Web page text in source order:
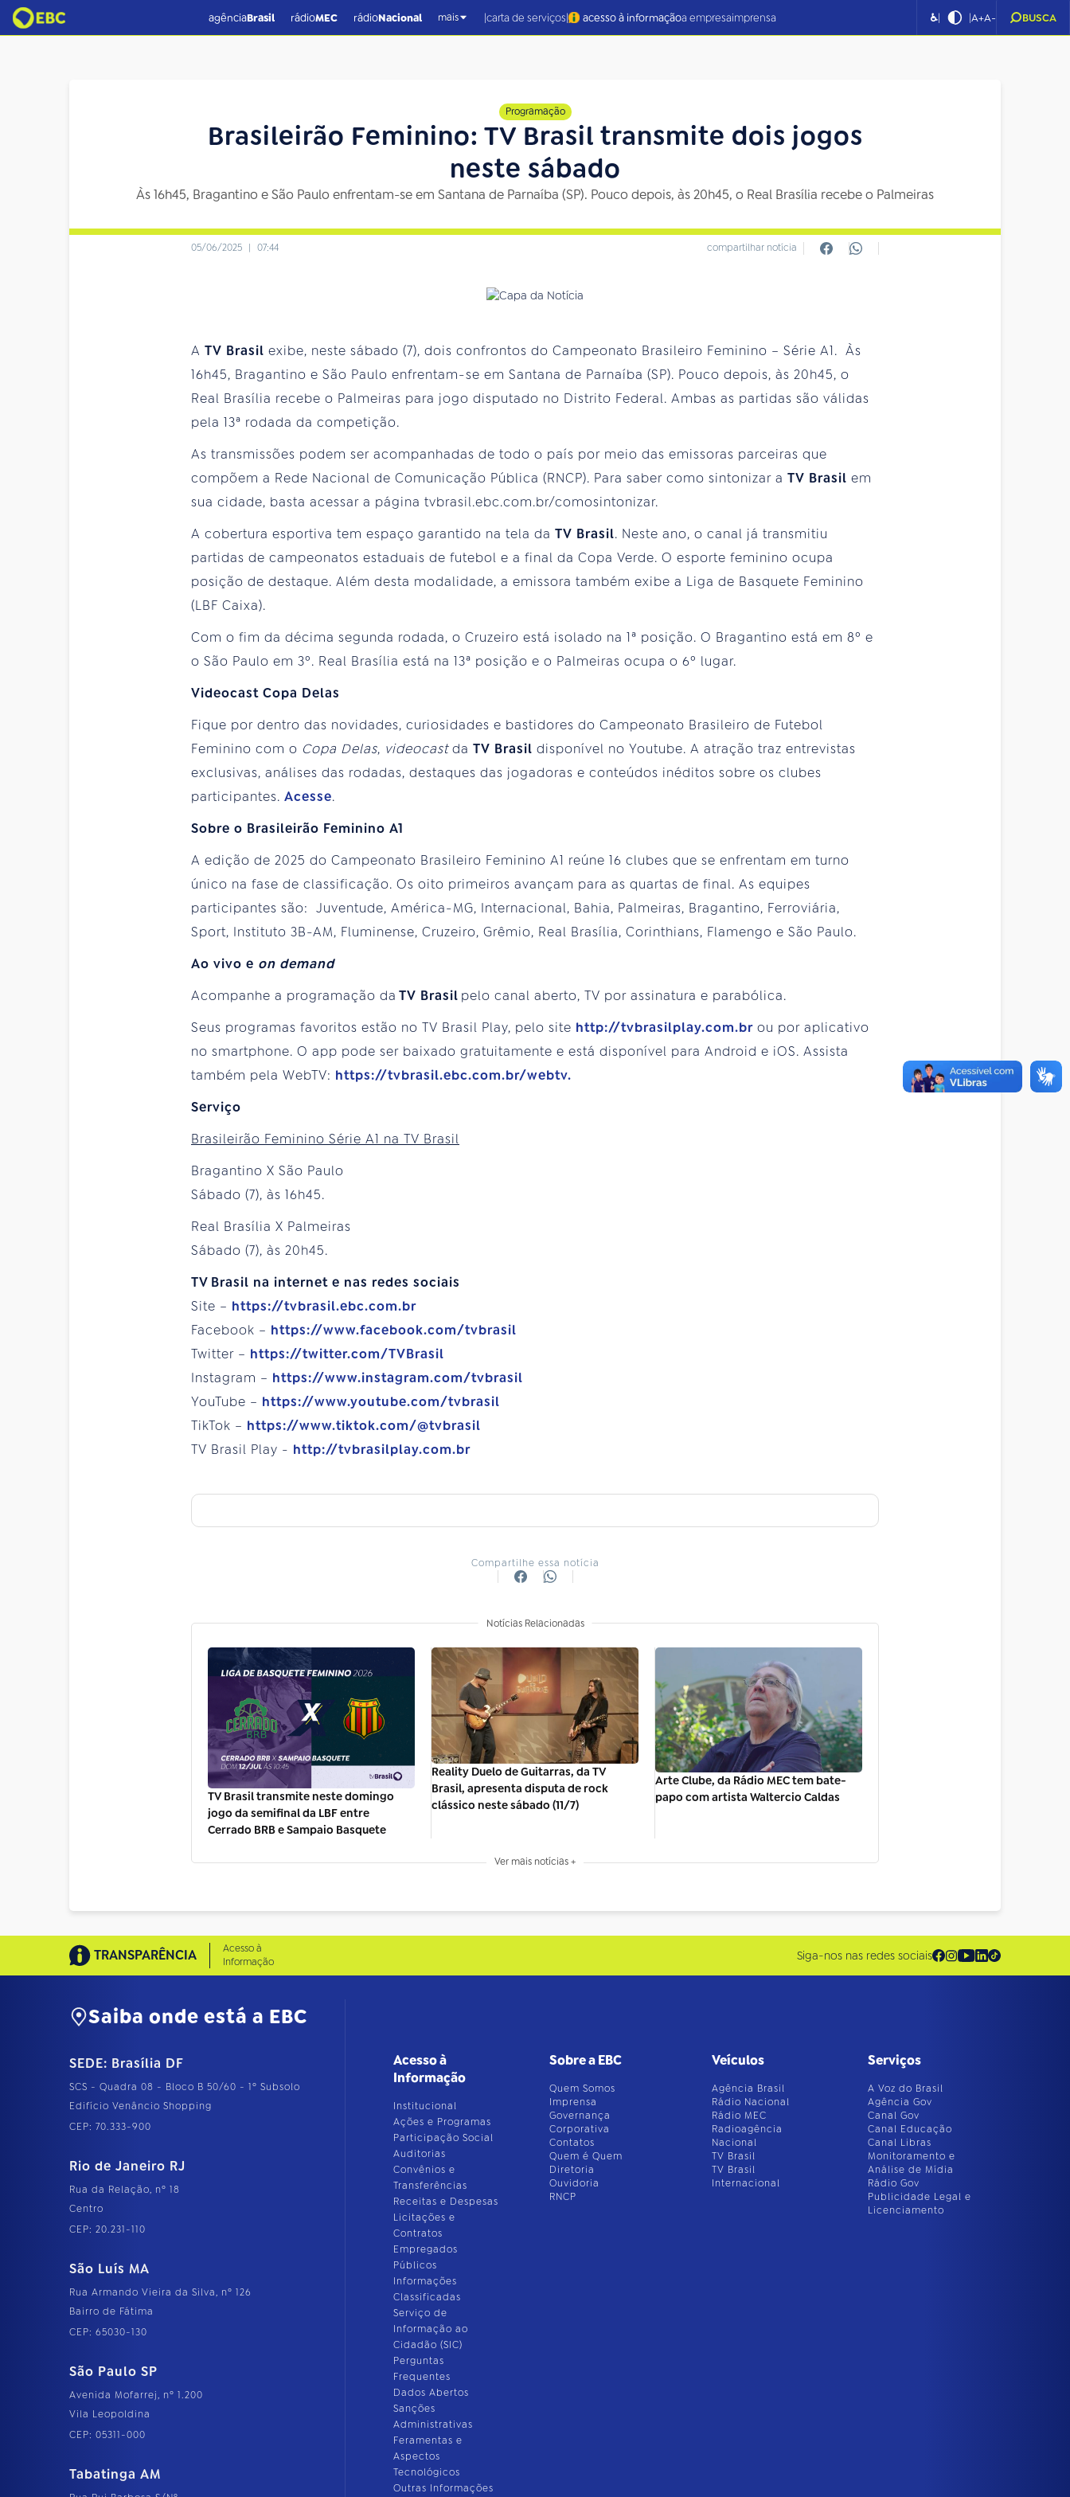
agênciaBrasil rádioMEC rádioNacional mais |carta de serviços| acesso à informaçãoa empresaimprensa ♿| |A+A- BUSCA
Programação
Brasileirão Feminino: TV Brasil transmite dois jogos
neste sábado
Às 16h45, Bragantino e São Paulo enfrentam-se em Santana de Parnaíba (SP). Pouco depois, às 20h45, o Real Brasília recebe o Palmeiras
05/06/2025 | 07:44 compartilhar notícia
A TV Brasil exibe, neste sábado (7), dois confrontos do Campeonato Brasileiro Feminino – Série A1. Às
16h45, Bragantino e São Paulo enfrentam-se em Santana de Parnaíba (SP). Pouco depois, às 20h45, o
Real Brasília recebe o Palmeiras para jogo disputado no Distrito Federal. Ambas as partidas são válidas
pela 13ª rodada da competição.
As transmissões podem ser acompanhadas de todo o país por meio das emissoras parceiras que
compõem a Rede Nacional de Comunicação Pública (RNCP). Para saber como sintonizar a TV Brasil em
sua cidade, basta acessar a página tvbrasil.ebc.com.br/comosintonizar.
A cobertura esportiva tem espaço garantido na tela da TV Brasil. Neste ano, o canal já transmitiu
partidas de campeonatos estaduais de futebol e a final da Copa Verde. O esporte feminino ocupa
posição de destaque. Além desta modalidade, a emissora também exibe a Liga de Basquete Feminino
(LBF Caixa).
Com o fim da décima segunda rodada, o Cruzeiro está isolado na 1ª posição. O Bragantino está em 8º e
o São Paulo em 3º. Real Brasília está na 13ª posição e o Palmeiras ocupa o 6º lugar.
Videocast Copa Delas
Fique por dentro das novidades, curiosidades e bastidores do Campeonato Brasileiro de Futebol
Feminino com o Copa Delas, videocastda TV Brasil disponível no Youtube. A atração traz entrevistas
exclusivas, análises das rodadas, destaques das jogadoras e conteúdos inéditos sobre os clubes
participantes. Acesse.
Sobre o Brasileirão Feminino A1
A edição de 2025 do Campeonato Brasileiro Feminino A1 reúne 16 clubes que se enfrentam em turno
único na fase de classificação. Os oito primeiros avançam para as quartas de final. As equipes
participantes são: Juventude, América-MG, Internacional, Bahia, Palmeiras, Bragantino, Ferroviária,
Sport, Instituto 3B-AM, Fluminense, Cruzeiro, Grêmio, Real Brasília, Corinthians, Flamengo e São Paulo.
Ao vivo e on demand
Acompanhe a programação da TV Brasil pelo canal aberto, TV por assinatura e parabólica.
Seus programas favoritos estão no TV Brasil Play, pelo site http://tvbrasilplay.com.br ou por aplicativo
no smartphone. O app pode ser baixado gratuitamente e está disponível para Android e iOS. Assista
também pela WebTV: https://tvbrasil.ebc.com.br/webtv.
Serviço
Brasileirão Feminino Série A1 na TV Brasil
Bragantino X São Paulo
Sábado (7), às 16h45.
Real Brasília X Palmeiras
Sábado (7), às 20h45.
TV Brasil na internet e nas redes sociais
Site – https://tvbrasil.ebc.com.br
Facebook – https://www.facebook.com/tvbrasil
Twitter – https://twitter.com/TVBrasil
Instagram – https://www.instagram.com/tvbrasil
YouTube – https://www.youtube.com/tvbrasil
TikTok – https://www.tiktok.com/@tvbrasil
TV Brasil Play - http://tvbrasilplay.com.br
Compartilhe essa notícia
Notícias Relacionadas
TV Brasil transmite neste domingo
jogo da semifinal da LBF entre
Cerrado BRB e Sampaio Basquete
Reality Duelo de Guitarras, da TV
Brasil, apresenta disputa de rock
clássico neste sábado (11/7)
Arte Clube, da Rádio MEC tem bate-
papo com artista Waltercio Caldas
Ver mais notícias +
TRANSPARÊNCIA
Acesso à
Informação
Siga-nos nas redes sociais
Saiba onde está a EBC
SEDE: Brasília DF
SCS - Quadra 08 - Bloco B 50/60 - 1º Subsolo
Edifício Venâncio Shopping
CEP: 70.333-900
Rio de Janeiro RJ
Rua da Relação, nº 18
Centro
CEP: 20.231-110
São Luís MA
Rua Armando Vieira da Silva, nº 126
Bairro de Fátima
CEP: 65030-130
São Paulo SP
Avenida Mofarrej, nº 1.200
Vila Leopoldina
CEP: 05311-000
Tabatinga AM
Acesso à
Informação
Institucional
Ações e Programas
Participação Social
Auditorias
Convênios e
Transferências
Receitas e Despesas
Licitações e
Contratos
Empregados
Públicos
Informações
Classificadas
Serviço de
Informação ao
Cidadão (SIC)
Perguntas
Frequentes
Dados Abertos
Sanções
Administrativas
Feramentas e
Aspectos
Tecnológicos
Outras Informações
Sobre a EBC
Quem Somos
Imprensa
Governança
Corporativa
Contatos
Quem é Quem
Diretoria
Ouvidoria
RNCP
Veículos
Agência Brasil
Rádio Nacional
Rádio MEC
Radioagência
Nacional
TV Brasil
TV Brasil
Internacional
Serviços
A Voz do Brasil
Agência Gov
Canal Gov
Canal Educação
Canal Libras
Monitoramento e
Análise de Mídia
Rádio Gov
Publicidade Legal e
Licenciamento